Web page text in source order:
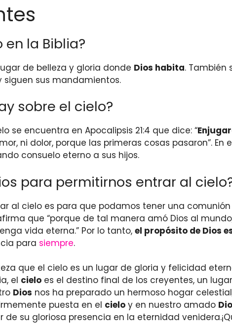
la Biblia?
de belleza y gloria donde Dios habita. También
siguen sus mandamientos.
sobre el cielo?
se encuentra en Apocalipsis 21:4 que dice: “
ni dolor, porque las primeras cosas pasaron”. En
consuelo eterno a sus hijos.
para permitirnos entrar al
al cielo es para que podamos tener una
que “porque de tal manera amó Dios al
vida eterna.” Por lo tanto, el propósito de Dios
para siempre.
que el cielo es un lugar de gloria y felicidad
el cielo es el destino final de los creyentes, un
Dios nos ha preparado un hermoso hogar
puesta en el cielo y en nuestro amado
su gloriosa presencia en la eternidad